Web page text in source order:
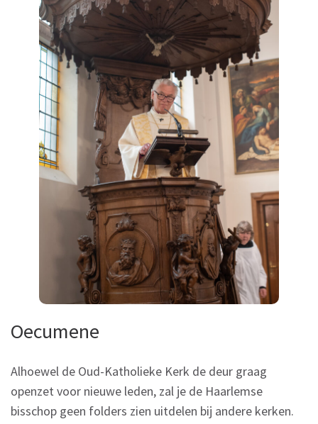
Oecumene
Alhoewel de Oud-Katholieke Kerk de deur graag
openzet voor nieuwe leden, zal je de Haarlemse
bisschop geen folders zien uitdelen bij andere kerken.